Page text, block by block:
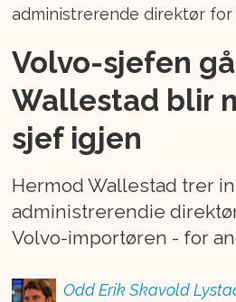
administrerende direktør for
Volvo-sjefen
Wallestad blir
sjef igjen
Hermod Wallestad trer
administrerendie
Volvo-importøren - for
Odd Erik Skavold